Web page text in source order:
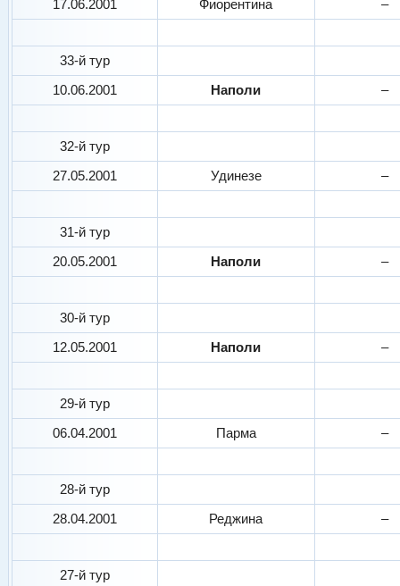
17.06.2001
Фиорентина –
33-й тур
10.06.2001
Наполи –
32-й тур
27.05.2001
Удинезе –
31-й тур
20.05.2001
Наполи –
30-й тур
12.05.2001
Наполи –
29-й тур
06.04.2001
Парма –
28-й тур
28.04.2001
Реджина –
27-й тур